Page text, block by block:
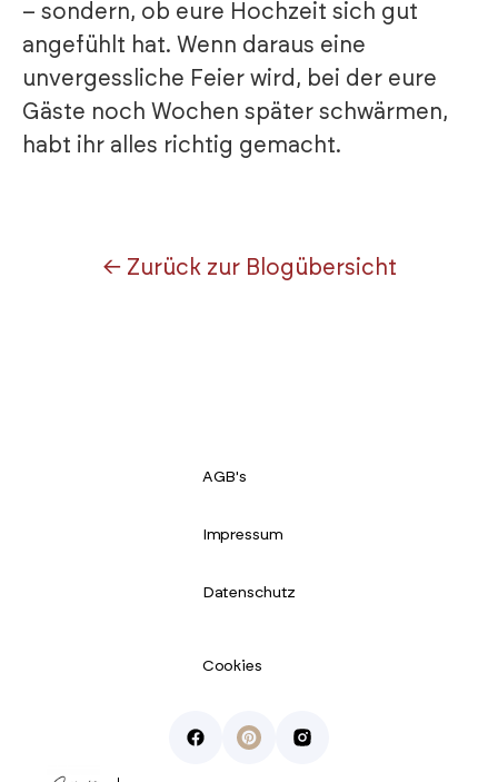
– sondern, ob eure Hochzeit sich gut
angefühlt hat. Wenn daraus eine
unvergessliche Feier wird, bei der eure
Gäste noch Wochen später schwärmen,
habt ihr alles richtig gemacht.
← Zurück zur Blogübersicht
AGB's
Impressum
Datenschutz
Cookies